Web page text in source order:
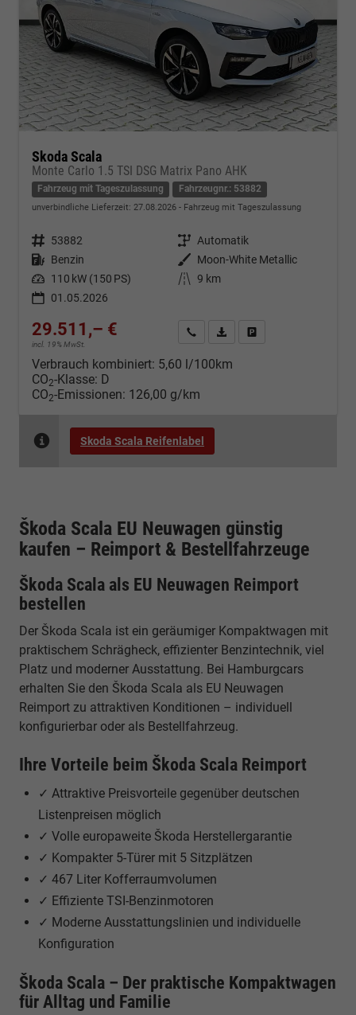
Skoda Scala
Monte Carlo 1.5 TSI DSG Matrix Pano AHK
Fahrzeug mit Tageszulassung Fahrzeugnr.: 53882
unverbindliche Lieferzeit: 27.08.2026 Fahrzeug mit Tageszulassung
Fahrzeugnr. 53882 Getriebe Automatik
Kraftstoff Benzin Außenfarbe Moon-White Metallic
Leistung 110 kW (150 PS) Kilometerstand 9 km
01.05.2026
29.511,– €
incl. 19% MwSt.
Kontakt & Angebot anfordern
PDF-Datei, Fahrzeugexposé
Verbrauch kombiniert: 5,60 l/100km
CO2-Klasse: D
CO2-Emissionen: 126,00 g/km
Skoda Scala Reifenlabel
Škoda Scala EU Neuwagen günstig
kaufen – Reimport & Bestellfahrzeuge
Škoda Scala als EU Neuwagen Reimport
bestellen
Der Škoda Scala ist ein geräumiger Kompaktwagen mit
praktischem Schrägheck, effizienter Benzintechnik, viel
Platz und moderner Ausstattung. Bei Hamburgcars
erhalten Sie den Škoda Scala als EU Neuwagen
Reimport zu attraktiven Konditionen – individuell
konfigurierbar oder als Bestellfahrzeug.
Ihre Vorteile beim Škoda Scala Reimport
✓ Attraktive Preisvorteile gegenüber deutschen
Listenpreisen möglich
✓ Volle europaweite Škoda Herstellergarantie
✓ Kompakter 5-Türer mit 5 Sitzplätzen
✓ 467 Liter Kofferraumvolumen
✓ Effiziente TSI-Benzinmotoren
✓ Moderne Ausstattungslinien und individuelle
Konfiguration
Škoda Scala – Der praktische Kompaktwagen
für Alltag und Familie